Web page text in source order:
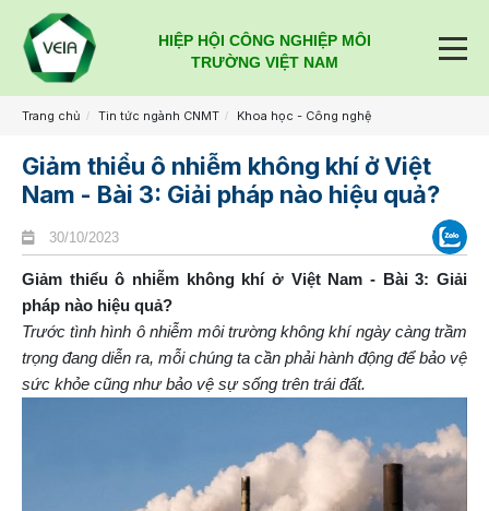
HIỆP HỘI CÔNG NGHIỆP MÔI
TRƯỜNG VIỆT NAM
Trang chủ Tin tức ngành CNMT Khoa học - Công nghệ
Giảm thiểu ô nhiễm không khí ở Việt
Nam - Bài 3: Giải pháp nào hiệu quả?
30/10/2023
Giảm thiểu ô nhiễm không khí ở Việt Nam - Bài 3: Giải
pháp nào hiệu quả?
Trước tình hình ô nhiễm môi trường không khí ngày càng trầm
trọng đang diễn ra, mỗi chúng ta cần phải hành động để bảo vệ
sức khỏe cũng như bảo vệ sự sống trên trái đất.